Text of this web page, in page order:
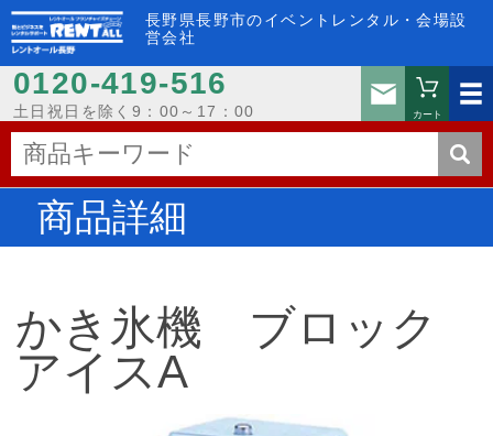
長野県長野市のイベントレンタル・会場設
営会社
0120-419-516
土日祝日を除く9：00～17：00
お問い
カート
商品詳細
かき氷機 ブロック
アイスA